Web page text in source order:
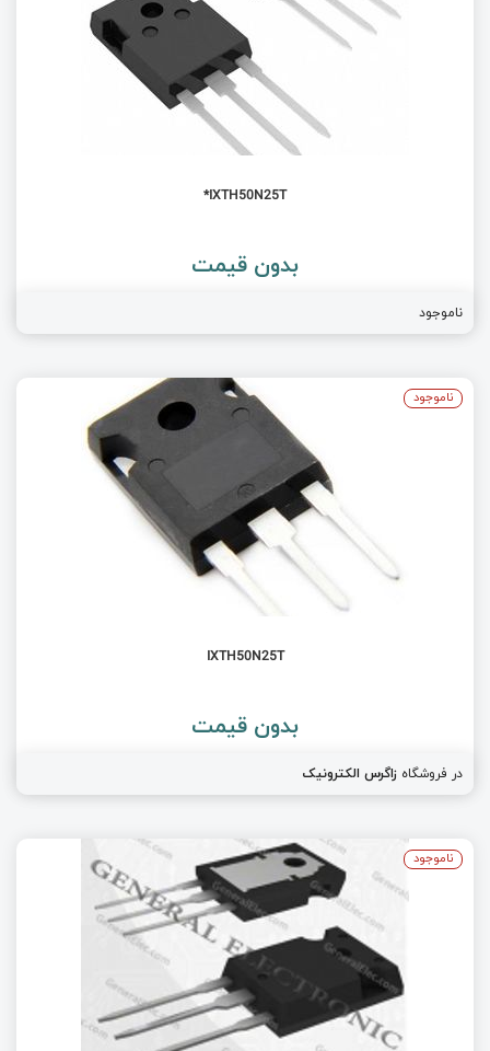
IXTH50N25T*
بدون قیمت
ناموجود
IXTH50N25T
بدون قیمت
در فروشگاه زاگرس الکترونیک
ناموجود
ناموجود